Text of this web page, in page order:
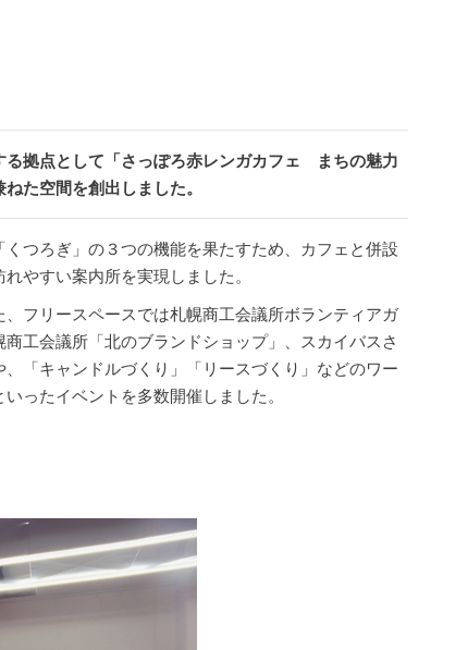
る拠点として「さっぽろ赤レンガカフェ まちの魅力
た空間を創出しました。
つろぎ」の３つの機能を果たすため、カフェと併設
やすい案内所を実現しました。
フリースペースでは札幌商工会議所ボランティアガ
工会議所「北のブランドショップ」、スカイバスさ
「キャンドルづくり」「リースづくり」などのワー
ったイベントを多数開催しました。